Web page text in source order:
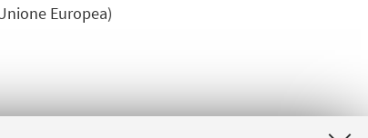
Europea)